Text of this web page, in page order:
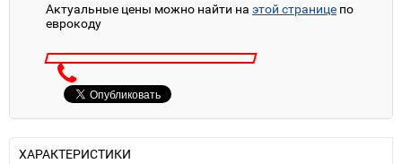
Актуальные цены можно найти на этой странице по
еврокоду
ХАРАКТЕРИСТИКИ